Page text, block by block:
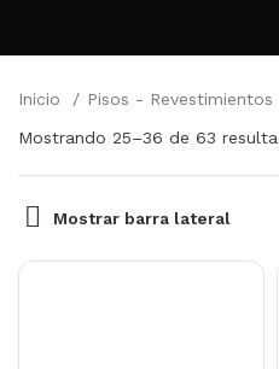
Inicio Pisos -
Mostrando 25–36 de 63
Mostrar barra lateral